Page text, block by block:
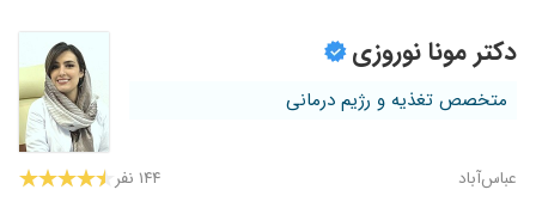
ایشان فوق العاده حرفه ای هستن، همچنان در حال
۱۴۰۰/۰۲/۱۰
وزن بیش از اندازه داشتم که کنترل و به وزن ۱۴۰۴/۰۷/۱۴
۱۳۹۹/۱۰/۱۹
دکتر مونا نوروزی
متخصص تغذیه و رژیم درمانی
عباس‌آباد ۱۴۴ نفر